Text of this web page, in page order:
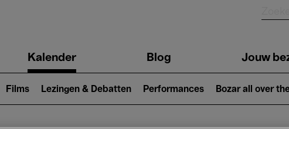
Kalender Blog Jouw
Films Lezingen & Debatten Performances Bozar all over